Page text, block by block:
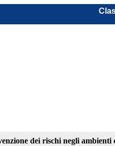
dei rischi negli ambienti